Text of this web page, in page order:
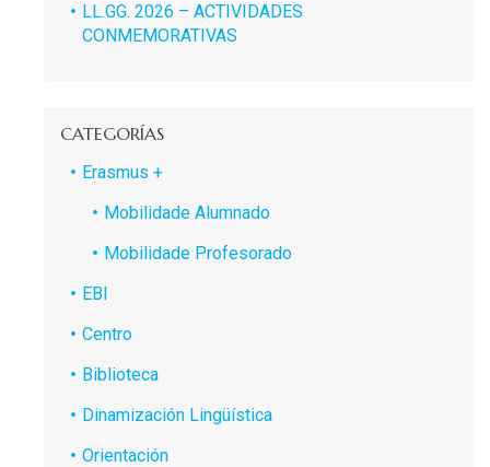
LL.GG. 2026 – ACTIVIDADES
CONMEMORATIVAS
CATEGORÍAS
Erasmus +
Mobilidade Alumnado
Mobilidade Profesorado
EBI
Centro
Biblioteca
Dinamización Lingüística
Orientación